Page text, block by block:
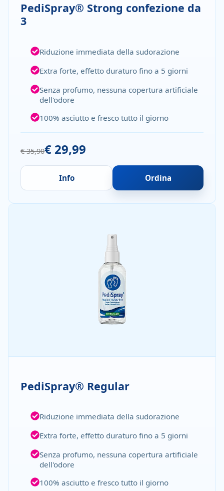
PediSpray® Strong confezione da
3
Riduzione immediata della sudorazione
Extra forte, effetto duraturo fino a 5 giorni
Senza profumo, nessuna copertura artificiale
dell'odore
100% asciutto e fresco tutto il giorno
€ 35,90€ 29,99
Info Ordina
PediSpray® Regular
Riduzione immediata della sudorazione
Extra forte, effetto duraturo fino a 5 giorni
Senza profumo, nessuna copertura artificiale
dell'odore
100% asciutto e fresco tutto il giorno